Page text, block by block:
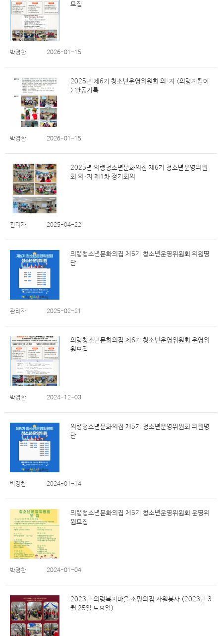
모집
박경찬 2026-01-15
2025년 제6기 청소년운영위원회 의·지 <의령지킴이
> 활동기록
박경찬 2026-01-15
2025년 의령청소년문화의집 제6기 청소년운영위원
회 의·지 제1차 정기회의
관리자 2025-04-22
의령청소년문화의집 제6기 청소년운영위원회 위원명
단
관리자 2025-02-21
의령청소년문화의집 제6기 청소년운영위원회 운영위
원모집
박경찬 2024-12-03
의령청소년문화의집 제5기 청소년운영위원회 위원명
단
박경찬 2024-01-14
의령청소년문화의집 제5기 청소년운영위원회 운영위
원모집
박경찬 2024-01-04
2023년 의령복지마을 소망의집 자원봉사 (2023년 3
월 25일 토요일)